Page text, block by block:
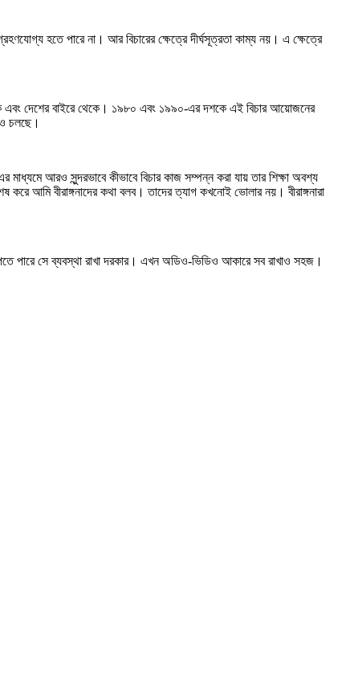
হতে পারে না। আর বিচারের ক্ষেত্রে দীর্ঘসূত্রতা কাম্য নয়। এ ক্ষেত্রে
এবং দেশের বাইরে থেকে। ১৯৮০ এবং ১৯৯০-এর দশকে এই বিচার আয়োজনের
চলছে।
আরও সুন্দরভাবে কীভাবে বিচার কাজ সম্পন্ন করা যায় তার শিক্ষা অবশ্য
আমি বীরাঙ্গনাদের কথা বলব। তাদের ত্যাগ কখনোই ভোলার নয়। বীরাঙ্গনারা
পারে সে ব্যবস্থা রাখা দরকার। এখন অডিও-ভিডিও আকারে সব রাখাও সহজ।